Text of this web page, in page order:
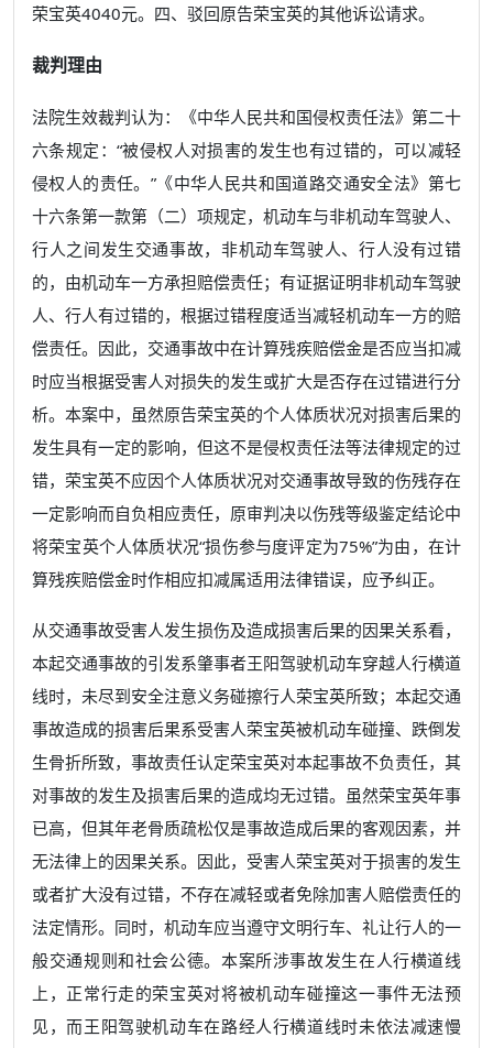
荣宝英4040元。四、驳回原告荣宝英的其他诉讼请求。
裁判理由
法院生效裁判认为：《中华人民共和国侵权责任法》第二十
六条规定：“被侵权人对损害的发生也有过错的，可以减轻
侵权人的责任。”《中华人民共和国道路交通安全法》第七
十六条第一款第（二）项规定，机动车与非机动车驾驶人、
行人之间发生交通事故，非机动车驾驶人、行人没有过错
的，由机动车一方承担赔偿责任；有证据证明非机动车驾驶
人、行人有过错的，根据过错程度适当减轻机动车一方的赔
偿责任。因此，交通事故中在计算残疾赔偿金是否应当扣减
时应当根据受害人对损失的发生或扩大是否存在过错进行分
析。本案中，虽然原告荣宝英的个人体质状况对损害后果的
发生具有一定的影响，但这不是侵权责任法等法律规定的过
错，荣宝英不应因个人体质状况对交通事故导致的伤残存在
一定影响而自负相应责任，原审判决以伤残等级鉴定结论中
将荣宝英个人体质状况“损伤参与度评定为75%”为由，在计
算残疾赔偿金时作相应扣减属适用法律错误，应予纠正。
从交通事故受害人发生损伤及造成损害后果的因果关系看，
本起交通事故的引发系肇事者王阳驾驶机动车穿越人行横道
线时，未尽到安全注意义务碰擦行人荣宝英所致；本起交通
事故造成的损害后果系受害人荣宝英被机动车碰撞、跌倒发
生骨折所致，事故责任认定荣宝英对本起事故不负责任，其
对事故的发生及损害后果的造成均无过错。虽然荣宝英年事
已高，但其年老骨质疏松仅是事故造成后果的客观因素，并
无法律上的因果关系。因此，受害人荣宝英对于损害的发生
或者扩大没有过错，不存在减轻或者免除加害人赔偿责任的
法定情形。同时，机动车应当遵守文明行车、礼让行人的一
般交通规则和社会公德。本案所涉事故发生在人行横道线
上，正常行走的荣宝英对将被机动车碰撞这一事件无法预
见，而王阳驾驶机动车在路经人行横道线时未依法减速慢